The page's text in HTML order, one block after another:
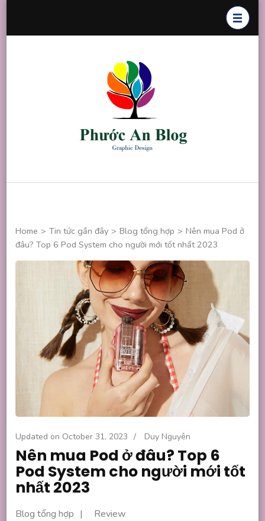
Home > Tin tức gần đây > Blog tổng hợp > Nên mua Pod ở
đâu? Top 6 Pod System cho người mới tốt nhất 2023
Updated on October 31, 2023 / Duy Nguyên
Nên mua Pod ở đâu? Top 6
Pod System cho người mới tốt
nhất 2023
Blog tổng hợp Review